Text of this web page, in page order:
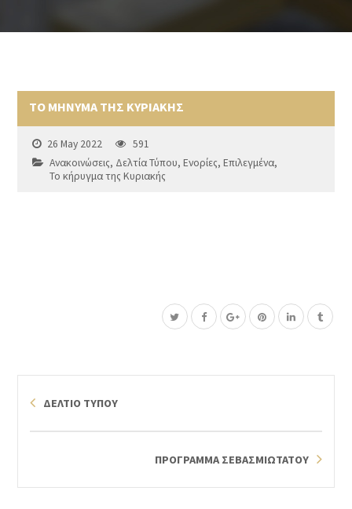
ΤΟ ΜΗΝΥΜΑ ΤΗΣ ΚΥΡΙΑΚΗΣ
26 May 2022
591
Ανακοινώσεις, Δελτία Τύπου,Ενορίες,Επιλεγμένα,
Το κήρυγμα της Κυριακής
ΔΕΛΤΙΟ ΤΥΠΟΥ
ΠΡΟΓΡΑΜΜΑ ΣΕΒΑΣΜΙΩΤΑΤΟΥ